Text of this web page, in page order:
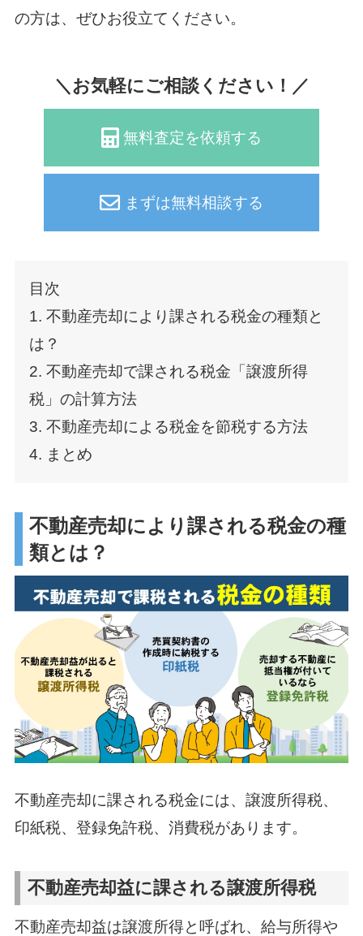
の方は、ぜひお役立てください。
＼お気軽にご相談ください！／
無料査定を依頼する
まずは無料相談する
目次
1. 不動産売却により課される税金の種類と
は？
2. 不動産売却で課される税金「譲渡所得
税」の計算方法
3. 不動産売却による税金を節税する方法
4. まとめ
不動産売却により課される税金の種
類とは？
不動産売却に課される税金には、譲渡所得税、
印紙税、登録免許税、消費税があります。
不動産売却益に課される譲渡所得税
不動産売却益は譲渡所得と呼ばれ、給与所得や